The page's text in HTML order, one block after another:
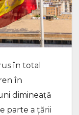
în total
în
dimineaţă
parte a ţării